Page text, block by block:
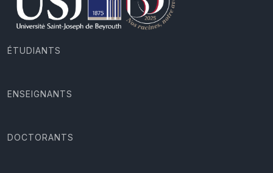
ÉTUDIANTS
ENSEIGNANTS
DOCTORANTS